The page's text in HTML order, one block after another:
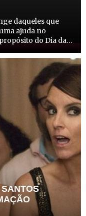
daqueles que
ajuda no
do Dia da
sentem pelas